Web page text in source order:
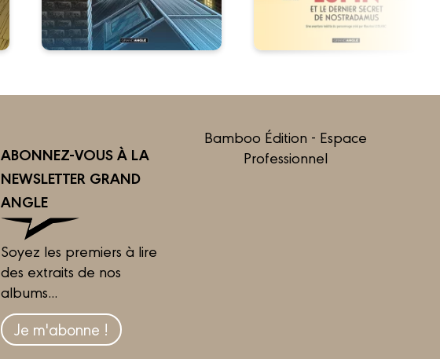
ABONNEZ-VOUS À LA
NEWSLETTER GRAND
ANGLE
Soyez les premiers à lire
des extraits de nos
albums...
Je m'abonne !
Bamboo Édition - Espace
Professionnel